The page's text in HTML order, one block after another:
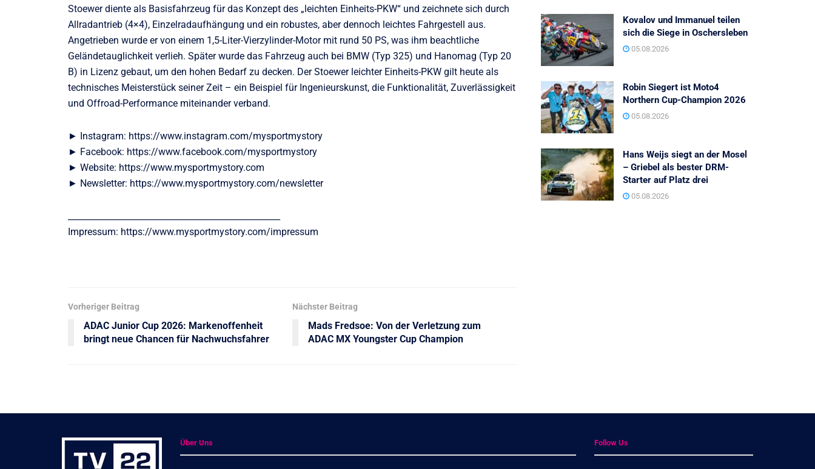
Stoewer diente als Basisfahrzeug für das Konzept des „leichten Einheits-PKW“ und zeichnete sich durch
Allradantrieb (4×4), Einzelradaufhängung und ein robustes, aber dennoch leichtes Fahrgestell aus.
Angetrieben wurde er von einem 1,5-Liter-Vierzylinder-Motor mit rund 50 PS, was ihm beachtliche
Geländetauglichkeit verlieh. Später wurde das Fahrzeug auch bei BMW (Typ 325) und Hanomag (Typ 20
B) in Lizenz gebaut, um den hohen Bedarf zu decken. Der Stoewer leichter Einheits-PKW gilt heute als
technisches Meisterstück seiner Zeit – ein Beispiel für Ingenieurskunst, die Funktionalität, Zuverlässigkeit
und Offroad-Performance miteinander verband.
► Instagram: https://www.instagram.com/mysportmystory
► Facebook: https://www.facebook.com/mysportmystory
► Website: https://www.mysportmystory.com
► Newsletter: https://www.mysportmystory.com/newsletter
Impressum: https://www.mysportmystory.com/impressum
Vorheriger Beitrag
ADAC Junior Cup 2026: Markenoffenheit
bringt neue Chancen für Nachwuchsfahrer
Nächster Beitrag
Mads Fredsoe: Von der Verletzung zum
ADAC MX Youngster Cup Champion
Kovalov und Immanuel teilen
sich die Siege in Oschersleben
05.08.2026
Robin Siegert ist Moto4
Northern Cup-Champion 2026
05.08.2026
Hans Weijs siegt an der Mosel
– Griebel als bester DRM-
Starter auf Platz drei
05.08.2026
Über Uns Follow Us